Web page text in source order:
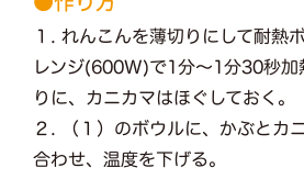
１. れんこんを薄切りにして耐熱
レンジ(600W)で1分〜1分30秒加
りに、カニカマはほぐしておく。
２. （１）のボウルに、かぶとカ
合わせ、温度を下げる。